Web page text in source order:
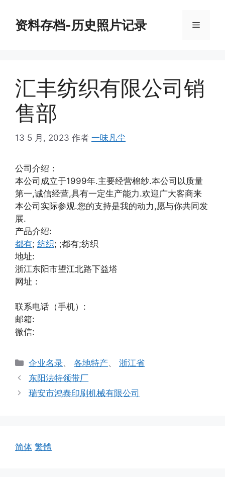
资料存档-历史照片记录 菜
汇丰纺织有限公司销
售部
13 5 月, 2023 作者 一味凡尘
公司介绍：
本公司成立于1999年.主要经营棉纱.本公司以质量
第一,诚信经营,具有一定生产能力.欢迎广大客商来
本公司实际参观.您的支持是我的动力,愿与你共同发
展.
产品介绍:
都有; 纺织; ;都有;纺织
地址:
浙江东阳市望江北路下益塔
网址：
联系电话（手机）:
邮箱:
微信:
分
类
企业名录、各地特产、浙江省
东阳法特领带厂
瑞安市鸿泰印刷机械有限公司
简体 繁體